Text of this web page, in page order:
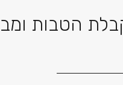
הטבות